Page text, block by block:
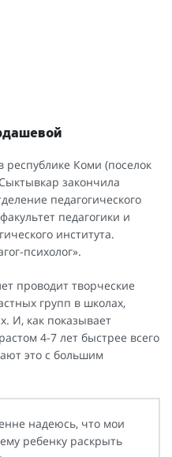
Коми (поселок
закончила
педагогического
педагогики и
института.
психолог».
проводит творческие
групп в школах,
И, как показывает
4-7 лет быстрее всего
это с большим
надеюсь, что мои
ребенку раскрыть